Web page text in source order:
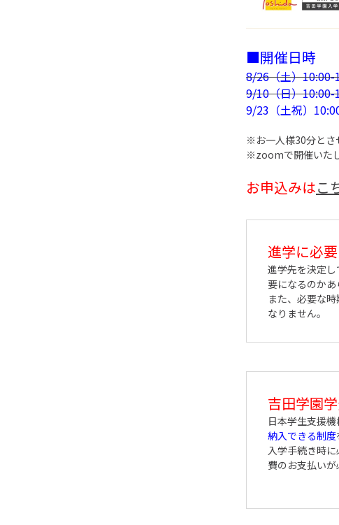
■開催日時
8/26（土）10:00-
9/10（日）10:00-
9/23（土祝）
※お一人様30分とさ
※zoomで開催いたし
お申込みはこ
進学に必
進学先を決定
要になるのかあ
また、必要な
なりません。
吉田学園
日本学生支援機
納入できる制度
入学手続き時
費のお支払いが